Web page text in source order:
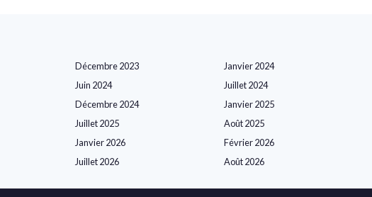
Décembre 2023
Janvier 2024
Juin 2024
Juillet 2024
Décembre 2024
Janvier 2025
Juillet 2025
Août 2025
Janvier 2026
Février 2026
Juillet 2026 Août 2026